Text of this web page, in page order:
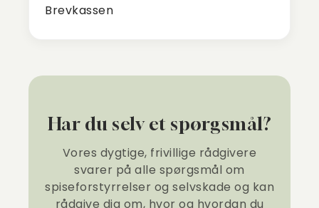
Brevkassen
Har du selv et spørgsmål?
Vores dygtige, frivillige rådgivere
svarer på alle spørgsmål om
spiseforstyrrelser og selvskade og kan
rådgive dig om, hvor og hvordan du